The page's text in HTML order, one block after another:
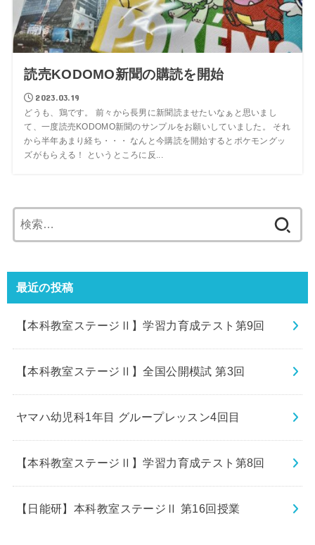
読売KODOMO新聞の購読を開始
2023.03.19
どうも、鶏です。 前々から長男に新聞読ませたいなぁと思いまし
て、一度読売KODOMO新聞のサンプルをお願いしていました。 それ
から半年あまり経ち・・・ なんと今購読を開始するとポケモングッ
ズがもらえる！ というところに反...
索:
最近の投稿
【本科教室ステージⅡ】学習力育成テスト第9回
【本科教室ステージⅡ】全国公開模試 第3回
ヤマハ幼児科1年目 グループレッスン4回目
【本科教室ステージⅡ】学習力育成テスト第8回
【日能研】本科教室ステージⅡ 第16回授業